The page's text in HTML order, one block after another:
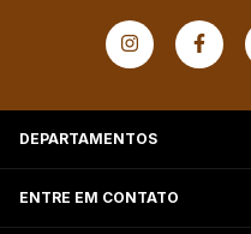
DEPARTAMENTOS
ENTRE EM CONTATO